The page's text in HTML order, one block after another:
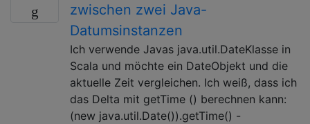
zwischen zwei Java-
Datumsinstanzen
Ich verwende Javas java.util.DateKlasse in
Scala und möchte ein DateObjekt und die
aktuelle Zeit vergleichen. Ich weiß, dass ich
das Delta mit getTime () berechnen kann:
(new java.util.Date()).getTime() -